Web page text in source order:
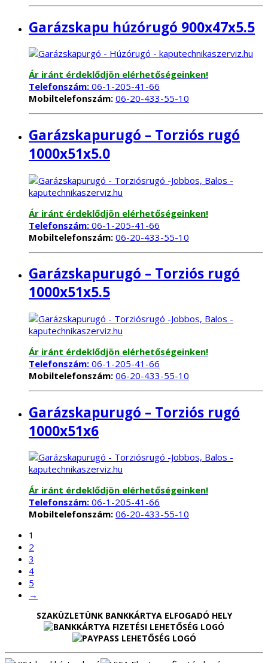
Garázskapu húzórugó 900x47x5.5
Ár iránt érdeklődjön elérhetőségeinken!
Telefonszám: 06-1-205-41-66
Mobiltelefonszám: 06-20-433-55-10
Garázskapurugó – Torziós rugó
1000x51x5.0
Ár iránt érdeklődjön elérhetőségeinken!
Telefonszám: 06-1-205-41-66
Mobiltelefonszám: 06-20-433-55-10
Garázskapurugó – Torziós rugó
1000x51x5.5
Ár iránt érdeklődjön elérhetőségeinken!
Telefonszám: 06-1-205-41-66
Mobiltelefonszám: 06-20-433-55-10
Garázskapurugó – Torziós rugó
1000x51x6
Ár iránt érdeklődjön elérhetőségeinken!
Telefonszám: 06-1-205-41-66
Mobiltelefonszám: 06-20-433-55-10
1
2
3
4
5
→
SZAKÜZLETÜNK BANKKÁRTYA ELFOGADÓ HELY